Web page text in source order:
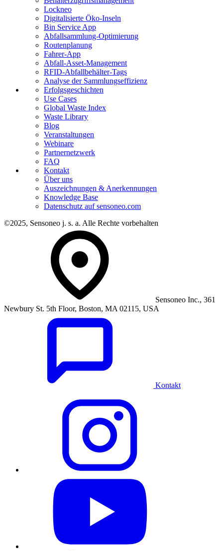
Lockneo
Digitalisierte Öko-Inseln
Bin Service App
Abfallsammlung-Optimierung
Routenplanung
Fahrer-App
Abfall-Asset-Management
RFID-Abfallbehälter-Tags
Analyse der Sammlungseffizienz
Erfolgsgeschichten
Use Cases
Global Waste Index
Waste Library
Blog
Veranstaltungen
Webinare
Partnernetzwerk
FAQ
Kontakt
Über uns
Auszeichnungen & Anerkennungen
Knowledge Base
Datenschutz auf sensoneo.com
©2025, Sensoneo j. s. a. Alle Rechte vorbehalten
Sensoneo Inc., 361
Newbury St. 5th Floor, Boston, MA 02115, USA
Kontakt